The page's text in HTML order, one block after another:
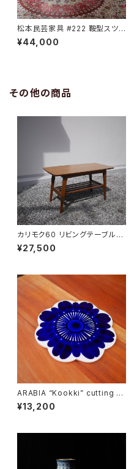
松本民芸家具 #222 鞍型スツ
ール
¥44,000
その他の商品
カリモク60 リビングテーブル
小
¥27,500
ARABIA “Kookki” cutting b
oard
¥13,200